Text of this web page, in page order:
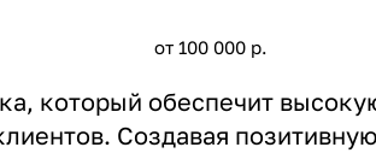
от 100 000 р.
который обеспечит
Создавая